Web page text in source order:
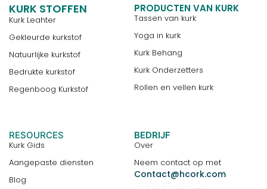
KURK STOFFEN
Kurk Leahter
Gekleurde kurkstof
Natuurlijke kurkstof
Bedrukte kurkstof
Regenboog Kurkstof
PRODUCTEN VAN KURK
Tassen van kurk
Yoga in kurk
Kurk Behang
Kurk Onderzetters
Rollen en vellen kurk
RESOURCES
Kurk Gids
Aangepaste diensten
Blog
BEDRIJF
Over
Neem contact op met
Contact@hcork.com